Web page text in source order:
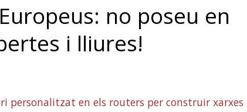
no poseu en
i lliures!
personalitzat en els routers per construir xarxes